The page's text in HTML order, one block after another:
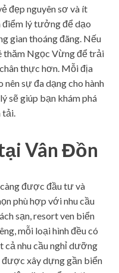
đẹp nguyên sơ và ít
điểm lý tưởng để dạo
gian thoáng đãng. Nếu
thăm Ngọc Vừng để trải
thực hơn. Mỗi địa
sự đa dạng cho hành
sẽ giúp bạn khám phá
Vân Đồn
được đầu tư và
phù hợp với nhu cầu
sạn, resort ven biển
mỗi loại hình đều có
cả nhu cầu nghỉ dưỡng
xây dựng gần biển